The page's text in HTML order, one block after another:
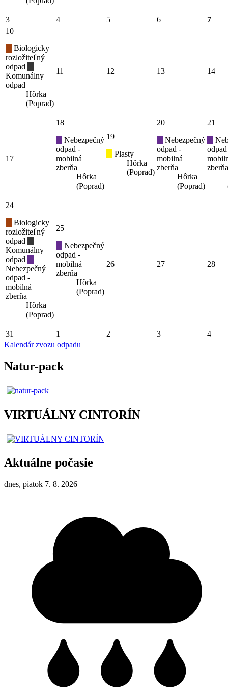
3 4 5 6
7
10
Biologicky
rozložiteľný
odpad
Komunálny
odpad
Hôrka
(Poprad)
11 12 13 14
17
18
Nebezpečný
odpad -
mobilná
zberňa
Hôrka
(Poprad)
19
Plasty
Hôrka
(Poprad)
20
Nebezpečný
odpad -
mobilná
zberňa
Hôrka
(Poprad)
21
zberňa
24
Biologicky
rozložiteľný
odpad
Komunálny
odpad
Nebezpečný
odpad -
mobilná
zberňa
Hôrka
(Poprad)
25
Nebezpečný
odpad -
mobilná
zberňa
Hôrka
(Poprad)
26 27 28
31 1 2 3
4
Kalendár zvozu odpadu
Natur-pack
VIRTUÁLNY CINTORÍN
Aktuálne počasie
dnes, piatok 7. 8. 2026